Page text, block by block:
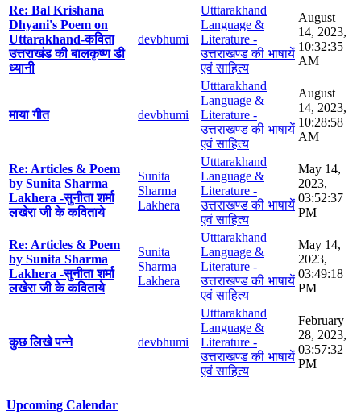
Re: Bal Krishana
Dhyani's Poem on
Uttarakhand-कविता
उत्तराखंड की बालकृष्ण डी
ध्यानी
devbhumi
Utttarakhand
Language &
Literature -
उत्तराखण्ड की भाषायें
एवं साहित्य
August
14, 2023,
10:32:35
AM
माया गीत devbhumi
Utttarakhand
Language &
Literature -
उत्तराखण्ड की भाषायें
एवं साहित्य
August
14, 2023,
10:28:58
AM
Re: Articles & Poem
by Sunita Sharma
Lakhera -सुनीता शर्मा
लखेरा जी के कविताये
Sunita
Sharma
Lakhera
Utttarakhand
Language &
Literature -
उत्तराखण्ड की भाषायें
एवं साहित्य
May 14,
2023,
03:52:37
PM
Re: Articles & Poem
by Sunita Sharma
Lakhera -सुनीता शर्मा
लखेरा जी के कविताये
Sunita
Sharma
Lakhera
Utttarakhand
Language &
Literature -
उत्तराखण्ड की भाषायें
एवं साहित्य
May 14,
2023,
03:49:18
PM
कुछ लिखे पन्ने devbhumi
Utttarakhand
Language &
Literature -
उत्तराखण्ड की भाषायें
एवं साहित्य
February
28, 2023,
03:57:32
PM
Upcoming Calendar